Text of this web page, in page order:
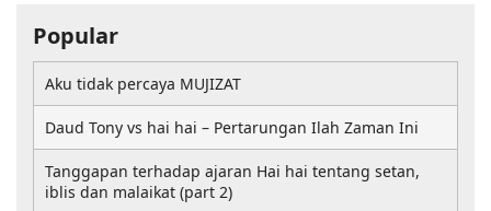
Popular
Aku tidak percaya MUJIZAT
Daud Tony vs hai hai – Pertarungan Ilah Zaman Ini
Tanggapan terhadap ajaran Hai hai tentang setan,
iblis dan malaikat (part 2)